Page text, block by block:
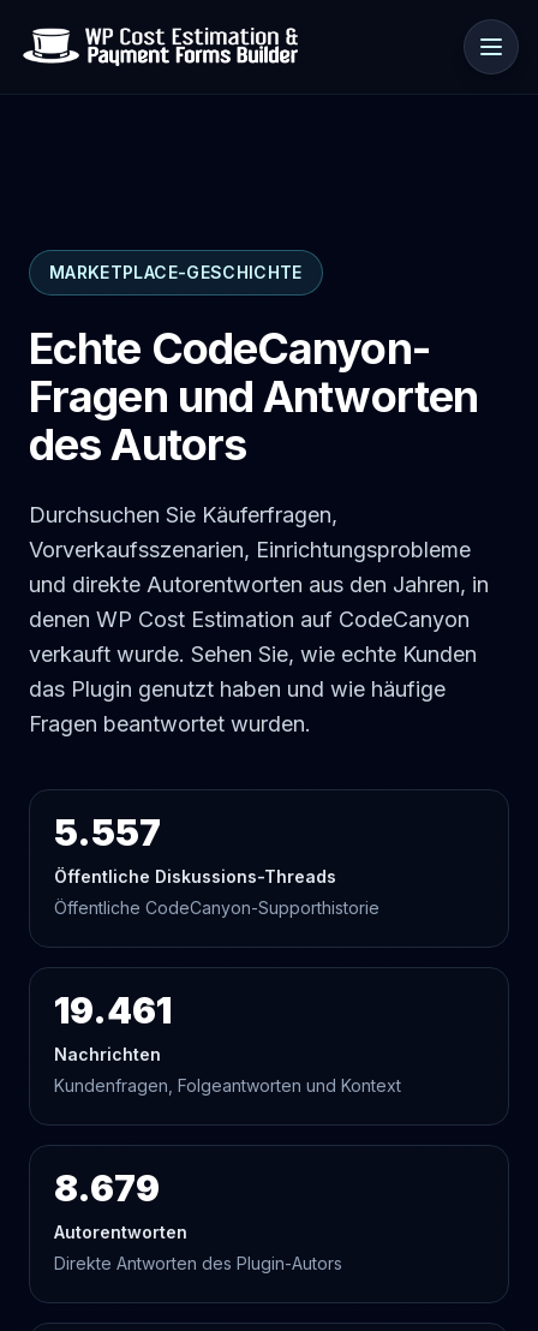
Ressourcen
🇩🇪
MARKETPLACE-GESCHICHTE
Echte CodeCanyon-
Fragen und Antworten
des Autors
Durchsuchen Sie Käuferfragen,
Vorverkaufsszenarien, Einrichtungsprobleme
und direkte Autorentworten aus den Jahren, in
denen WP Cost Estimation auf CodeCanyon
verkauft wurde. Sehen Sie, wie echte Kunden
das Plugin genutzt haben und wie häufige
Fragen beantwortet wurden.
5.557
Öffentliche Diskussions-Threads
Öffentliche CodeCanyon-Supporthistorie
19.461
Nachrichten
Kundenfragen, Folgeantworten und Kontext
8.679
Autorentworten
Direkte Antworten des Plugin-Autors